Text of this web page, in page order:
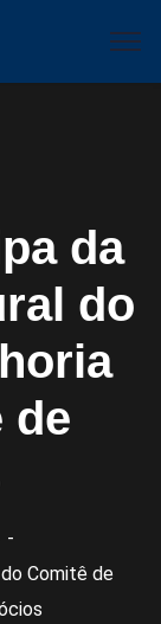
da
do
de
Comitê de